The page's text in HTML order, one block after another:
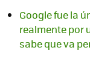
Google fue la
realmente por
sabe que va